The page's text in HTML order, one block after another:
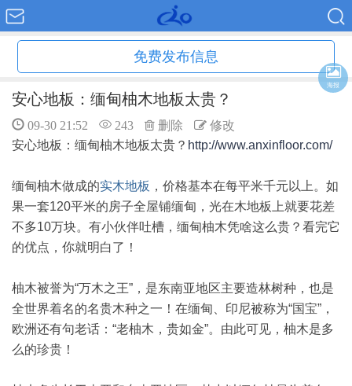
免费发布信息
安心地板：缅甸柚木地板太贵？
09-30 21:52 243 删除
修改
安心地板：缅甸柚木地板太贵？ http://www.anxinfloor.com/
缅甸柚木做成的实木地板 ，价格基本在每平米千元以上。如
果一套120平米的房子全屋铺缅甸，光在木地板上就要花差
不多10万块。有小伙伴吐槽，缅甸柚木凭啥这么贵？看完它
的优点，你就明白了！
柚木被誉为“万木之王”，是东南亚地区主要造林树种，也是
全世界着名的名贵木种之一！在缅甸、印尼被称为“国宝”，
欧洲还有句老话：“老柚木，贵如金”。由此可见，柚木是多
么的珍贵！
海报